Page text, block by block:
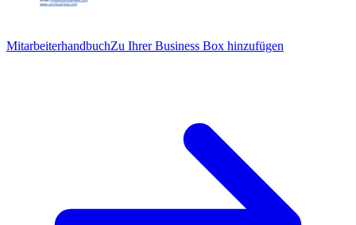
MitarbeiterhandbuchZu Ihrer Business Box hinzufügen